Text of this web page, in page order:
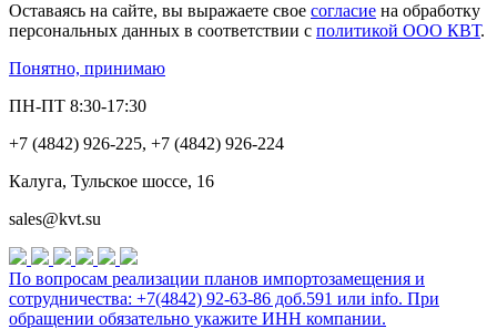
Оставаясь на сайте, вы выражаете свое согласие на обработку
персональных данных в соответствии с политикой ООО КВТ.
Понятно, принимаю
ПН-ПТ 8:30-17:30
+7 (4842) 926-225, +7 (4842) 926-224
Калуга, Тульское шоссе, 16
sales@kvt.su
По вопросам реализации планов импортозамещения и
сотрудничества: +7(4842) 92-63-86 доб.591 или info. При
обращении обязательно укажите ИНН компании.